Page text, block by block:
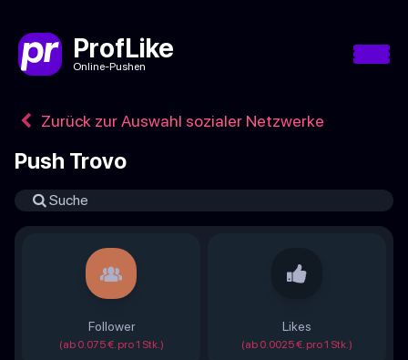
ProfLike
Online-Pushen
Zurück zur Auswahl sozialer Netzwerke
Push Trovo
Follower
(ab 0.075 €. pro 1 Stk.)
Likes
(ab 0.0025 €. pro 1 Stk.)